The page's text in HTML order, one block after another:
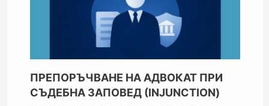
ПРЕПОРЪЧВАНЕ НА АДВОКАТ ПРИ
СЪДЕБНА ЗАПОВЕД (INJUNCTION)